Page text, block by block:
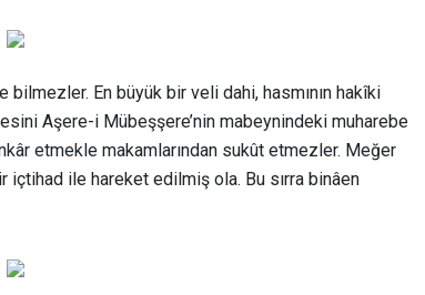
En büyük bir veli dahi, hasmının hakîki
Aşere-i Mübeşşere’nin mabeynindeki muharebe
etmekle makamlarından sukût etmezler. Meğer
içtihad ile hareket edilmiş ola. Bu sırra binâen